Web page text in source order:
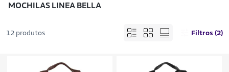
MOCHILAS LINEA BELLA
12 produtos Filtros (2)